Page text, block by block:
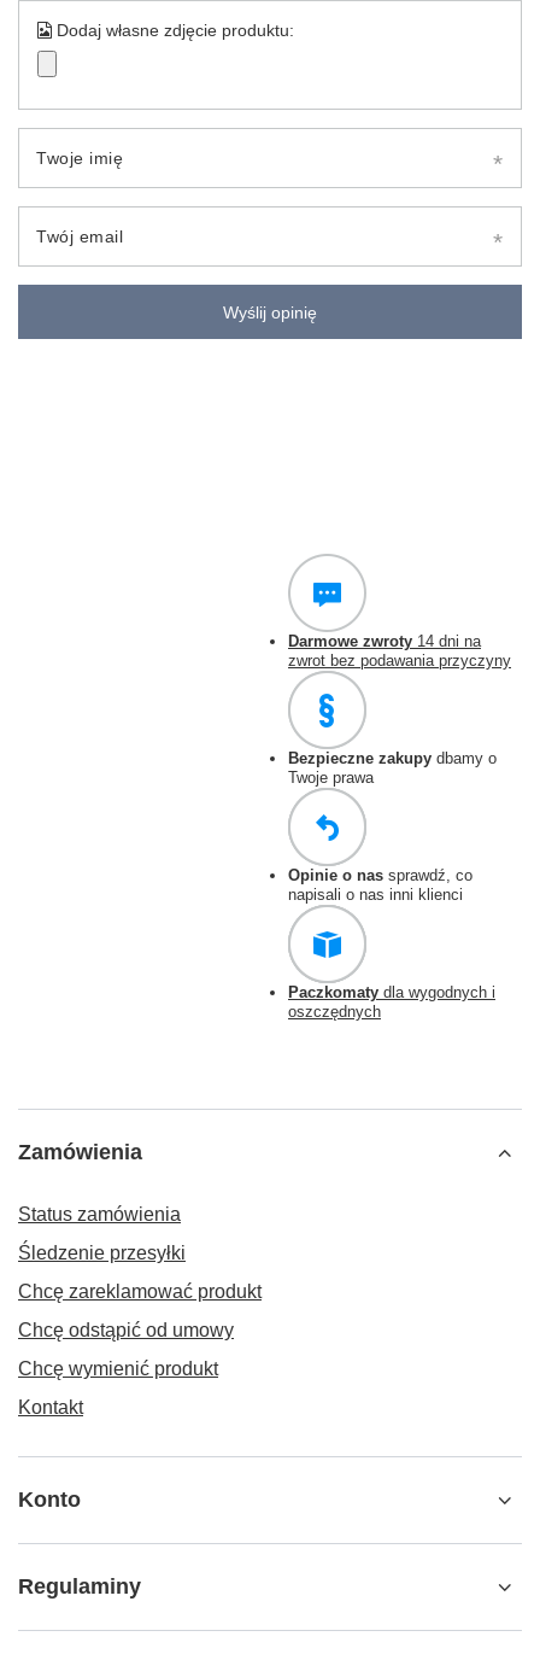
Dodaj własne zdjęcie produktu:
Twoje imię
Twój email
Wyślij opinię
Darmowe zwroty 14 dni na
zwrot bez podawania przyczyny
Bezpieczne zakupy dbamy o
Twoje prawa
Opinie o nas sprawdź, co
napisali o nas inni klienci
Paczkomaty dla wygodnych i
oszczędnych
Zamówienia
Status zamówienia
Śledzenie przesyłki
Chcę zareklamować produkt
Chcę odstąpić od umowy
Chcę wymienić produkt
Kontakt
Konto
Regulaminy